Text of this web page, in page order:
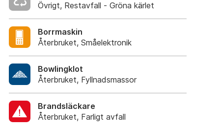
Övrigt, Restavfall - Gröna kärlet
Borrmaskin
Återbruket, Småelektronik
Bowlingklot
Återbruket, Fyllnadsmassor
Brandsläckare
Återbruket, Farligt avfall